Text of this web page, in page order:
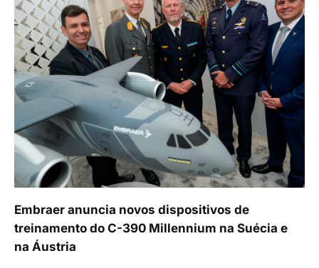
Embraer anuncia novos dispositivos de
treinamento do C-390 Millennium na Suécia e
na Áustria